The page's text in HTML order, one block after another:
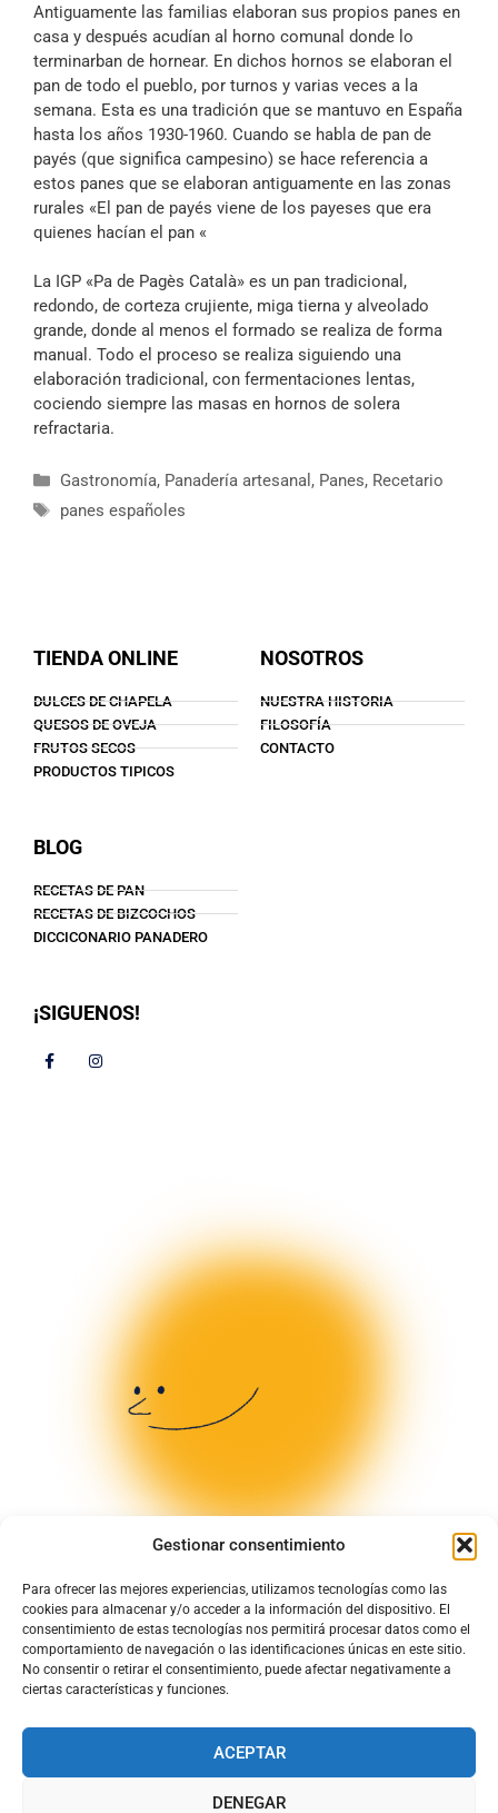
Gestionar consentimiento
Para ofrecer las mejores experiencias, utilizamos tecnologías como las
cookies para almacenar y/o acceder a la información del dispositivo. El
consentimiento de estas tecnologías nos permitirá procesar datos como el
comportamiento de navegación o las identificaciones únicas en este sitio.
No consentir o retirar el consentimiento, puede afectar negativamente a
ciertas características y funciones.
ACEPTAR
DENEGAR
Antiguamente las familias elaboran sus propios panes en
casa y después acudían al horno comunal donde lo
terminarban de hornear. En dichos hornos se elaboran el
pan de todo el pueblo, por turnos y varias veces a la
semana. Esta es una tradición que se mantuvo en España
hasta los años 1930-1960. Cuando se habla de pan de
payés (que significa campesino) se hace referencia a
estos panes que se elaboran antiguamente en las zonas
rurales «El pan de payés viene de los payeses que era
quienes hacían el pan «
La IGP «Pa de Pagès Català» es un pan tradicional,
redondo, de corteza crujiente, miga tierna y alveolado
grande, donde al menos el formado se realiza de forma
manual. Todo el proceso se realiza siguiendo una
elaboración tradicional, con fermentaciones lentas,
cociendo siempre las masas en hornos de solera
refractaria.
Gastronomía, Panadería artesanal , Panes, Recetario
panes españoles
TIENDA ONLINE
DULCES DE CHAPELA
QUESOS DE OVEJA
FRUTOS SECOS
PRODUCTOS TIPICOS
NOSOTROS
NUESTRA HISTORIA
FILOSOFÍA
CONTACTO
BLOG
RECETAS DE PAN
RECETAS DE BIZCOCHOS
DICCICONARIO PANADERO
¡SIGUENOS!